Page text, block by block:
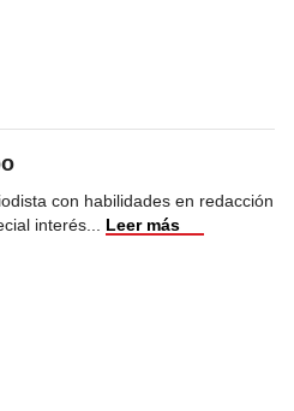
con habilidades en redacción
interés
Leer más